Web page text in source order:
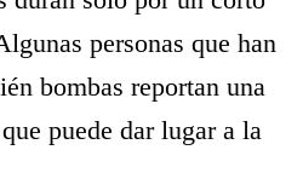
personas que han
bombas reportan una
puede dar lugar a la